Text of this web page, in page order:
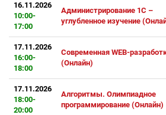
16.11.2026
10:00-
17:00
Администрирование 1С –
углубленное изучение
17.11.2026
16:00-
18:00
Современная WEB-
(Онлайн)
17.11.2026
18:00-
20:00
Алгоритмы. Олимпиадное
программирование (Онлайн)